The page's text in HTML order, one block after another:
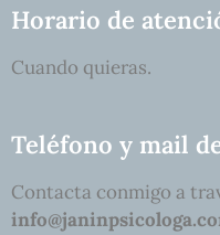
Horario de
Cuando quieras.
Teléfono y mail
Contacta conmigo a